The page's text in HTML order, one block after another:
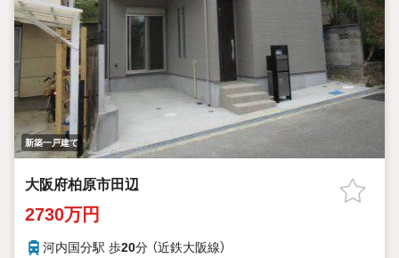
新築一戸建て
大阪府柏原市田辺
2730万円
河内国分駅 歩20分 （近鉄大阪線）